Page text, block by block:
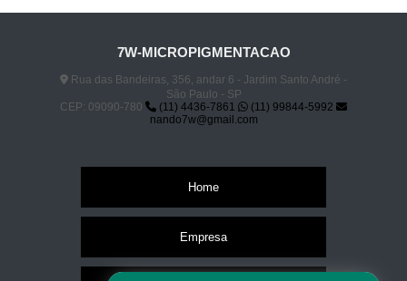
7W-MICROPIGMENTACAO
Rua das Bandeiras, 356, andar 6 - Jardim Santo André -
São Paulo - SP
CEP: 09090-780
(11) 4436-7861
(11) 99844-5992
nando7w@gmail.com
Home
Empresa